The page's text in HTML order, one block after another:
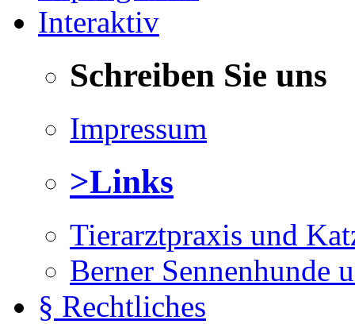
Interaktiv
Schreiben Sie uns
Impressum
>Links
Tierarztpraxis und
Berner Sennenhunde
§ Rechtliches